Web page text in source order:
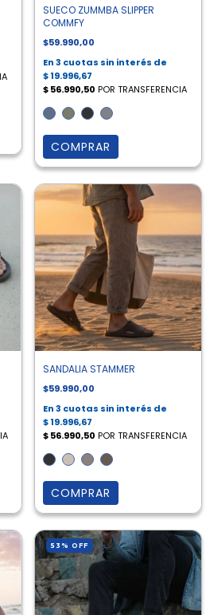
SUECO ZUMMBA SLIPPER
COMMFY
$59.990,00
COMPRAR
SANDALIA STAMMER
$59.990,00
COMPRAR
53 % OFF